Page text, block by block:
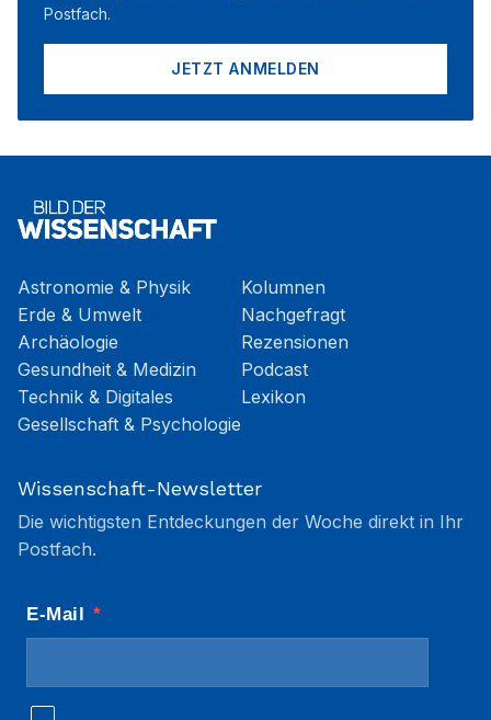
Postfach.
JETZT ANMELDEN
Astronomie & Physik
Erde & Umwelt
Archäologie
Gesundheit & Medizin
Technik & Digitales
Gesellschaft & Psychologie
Kolumnen
Nachgefragt
Rezensionen
Podcast
Lexikon
Wissenschaft-Newsletter
Die wichtigsten Entdeckungen der Woche direkt in Ihr
Postfach.